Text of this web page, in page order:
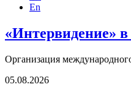
En
«Интервидение»
Организация
05.08.2026